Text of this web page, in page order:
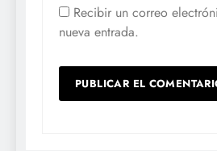
Recibir un correo
nueva entrada.